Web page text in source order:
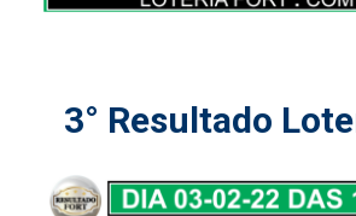
3° Resultado